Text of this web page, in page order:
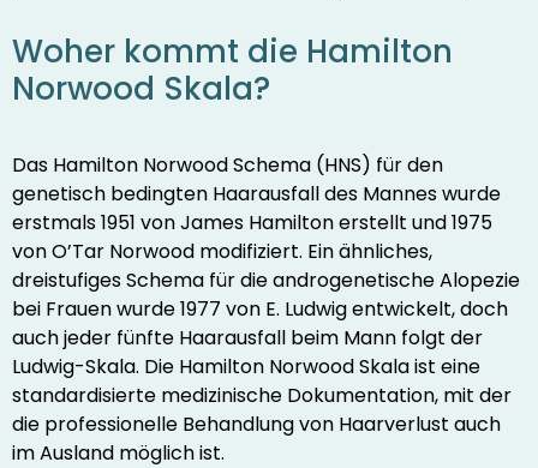
Woher kommt die Hamilton
Norwood Skala?
Das Hamilton Norwood Schema (HNS) für den
genetisch bedingten Haarausfall des Mannes wurde
erstmals 1951 von James Hamilton erstellt und 1975
von O’Tar Norwood modifiziert. Ein ähnliches,
dreistufiges Schema für die androgenetische Alopezie
bei Frauen wurde 1977 von E. Ludwig entwickelt, doch
auch jeder fünfte Haarausfall beim Mann folgt der
Ludwig-Skala. Die Hamilton Norwood Skala ist eine
standardisierte medizinische Dokumentation, mit der
die professionelle Behandlung von Haarverlust auch
im Ausland möglich ist.